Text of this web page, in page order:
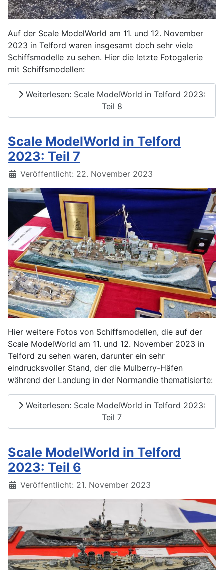
Auf der Scale ModelWorld am 11. und 12. November
2023 in Telford waren insgesamt doch sehr viele
Schiffsmodelle zu sehen. Hier die letzte Fotogalerie
mit Schiffsmodellen:
Weiterlesen: Scale ModelWorld in Telford 2023:
Teil 8
Scale ModelWorld in Telford
2023: Teil 7
Details
Veröffentlicht: 22. November 2023
Hier weitere Fotos von Schiffsmodellen, die auf der
Scale ModelWorld am 11. und 12. November 2023 in
Telford zu sehen waren, darunter ein sehr
eindrucksvoller Stand, der die Mulberry-Häfen
während der Landung in der Normandie thematisierte:
Weiterlesen: Scale ModelWorld in Telford 2023:
Teil 7
Scale ModelWorld in Telford
2023: Teil 6
Details
Veröffentlicht: 21. November 2023